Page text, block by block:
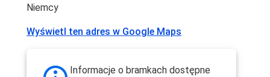
Niemcy
Wyświetl ten adres w Google Maps
Informacje o bramkach dostępne